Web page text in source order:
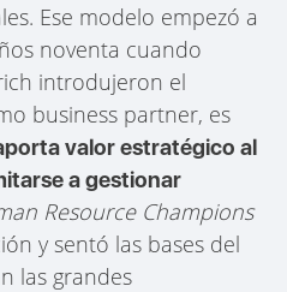
Ese modelo empezó a
noventa cuando
introdujeron el
business partner, es
valor estratégico al
a gestionar
Resource Champions
y sentó las bases del
las grandes